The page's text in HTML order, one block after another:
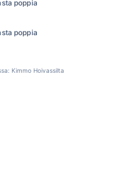
poppia
poppia
Kimmo Hoivassilta